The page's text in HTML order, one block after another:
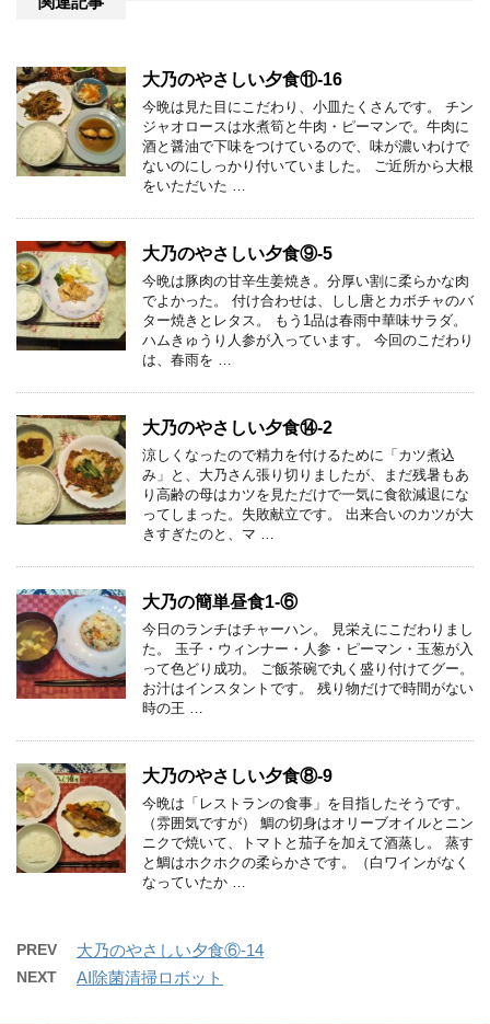
大乃のやさしい夕食⑪-16
今晩は見た目にこだわり、小皿たくさんです。 チン
ジャオロースは水煮筍と牛肉・ピーマンで。牛肉に
酒と醤油で下味をつけているので、味が濃いわけで
ないのにしっかり付いていました。 ご近所から大根
をいただいた …
大乃のやさしい夕食⑨-5
今晩は豚肉の甘辛生姜焼き。分厚い割に柔らかな肉
でよかった。 付け合わせは、しし唐とカボチャのバ
ター焼きとレタス。 もう1品は春雨中華味サラダ。
ハムきゅうり人参が入っています。 今回のこだわり
は、春雨を …
大乃のやさしい夕食⑭-2
涼しくなったので精力を付けるために「カツ煮込
み」と、大乃さん張り切りましたが、まだ残暑もあ
り高齢の母はカツを見ただけで一気に食欲減退にな
ってしまった。失敗献立です。 出来合いのカツが大
きすぎたのと、マ …
大乃の簡単昼食1-⑥
今日のランチはチャーハン。 見栄えにこだわりまし
た。 玉子・ウィンナー・人参・ピーマン・玉葱が入
って色どり成功。 ご飯茶碗で丸く盛り付けてグー。
お汁はインスタントです。 残り物だけで時間がない
時の王 …
大乃のやさしい夕食⑧-9
今晩は「レストランの食事」を目指したそうです。
（雰囲気ですが） 鯛の切身はオリーブオイルとニン
ニクで焼いて、トマトと茄子を加えて酒蒸し。 蒸す
と鯛はホクホクの柔らかさです。（白ワインがなく
なっていたか …
PREV 大乃のやさしい夕食⑥-14
NEXT AI除菌清掃ロボット